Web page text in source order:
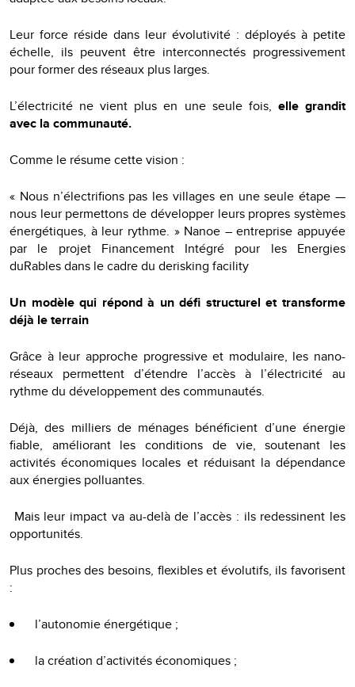
Leur force réside dans leur évolutivité : déployés à petite
échelle, ils peuvent être interconnectés progressivement
pour former des réseaux plus larges.
L’électricité ne vient plus en une seule fois, elle grandit
avec la communauté.
Comme le résume cette vision :
« Nous n’électrifions pas les villages en une seule étape —
nous leur permettons de développer leurs propres systèmes
énergétiques, à leur rythme. » Nanoe – entreprise appuyée
par le projet Financement Intégré pour les Energies
duRables dans le cadre du derisking facility
Un modèle qui répond à un défi structurel et transforme
déjà le terrain
Grâce à leur approche progressive et modulaire, les nano-
réseaux permettent d’étendre l’accès à l’électricité au
rythme du développement des communautés.
Déjà, des milliers de ménages bénéficient d’une énergie
fiable, améliorant les conditions de vie, soutenant les
activités économiques locales et réduisant la dépendance
aux énergies polluantes.
Mais leur impact va au-delà de l’accès : ils redessinent les
opportunités.
Plus proches des besoins, flexibles et évolutifs, ils favorisent
:
l’autonomie énergétique ;
la création d’activités économiques ;